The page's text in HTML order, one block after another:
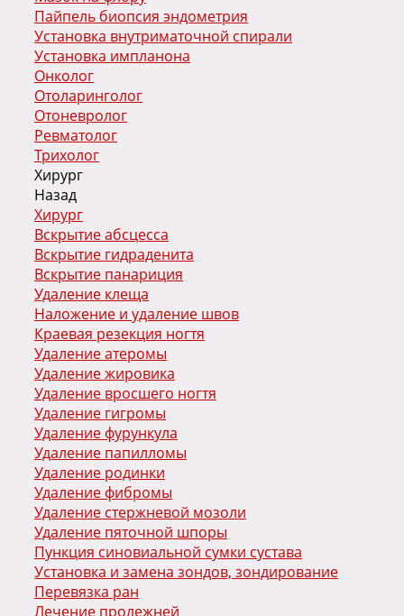
Пайпель биопсия эндометрия
Установка внутриматочной спирали
Установка импланона
Онколог
Отоларинголог
Отоневролог
Ревматолог
Трихолог
Хирург
Назад
Хирург
Вскрытие абсцесса
Вскрытие гидраденита
Вскрытие панариция
Удаление клеща
Наложение и удаление швов
Краевая резекция ногтя
Удаление атеромы
Удаление жировика
Удаление вросшего ногтя
Удаление гигромы
Удаление фурункула
Удаление папилломы
Удаление родинки
Удаление фибромы
Удаление стержневой мозоли
Удаление пяточной шпоры
Пункция синовиальной сумки сустава
Установка и замена зондов, зондирование
Перевязка ран
Лечение пролежней